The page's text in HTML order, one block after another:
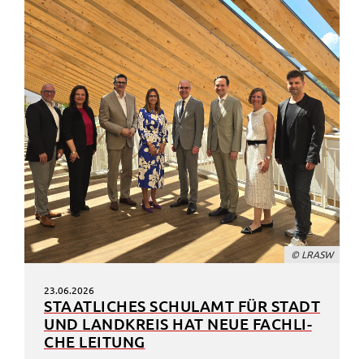
© LRASW
23.06.2026
STAAT­LI­CHES SCHUL­AMT FÜR STADT
UND LAND­KREIS HAT NEUE FACH­LI­
CHE LEITUNG